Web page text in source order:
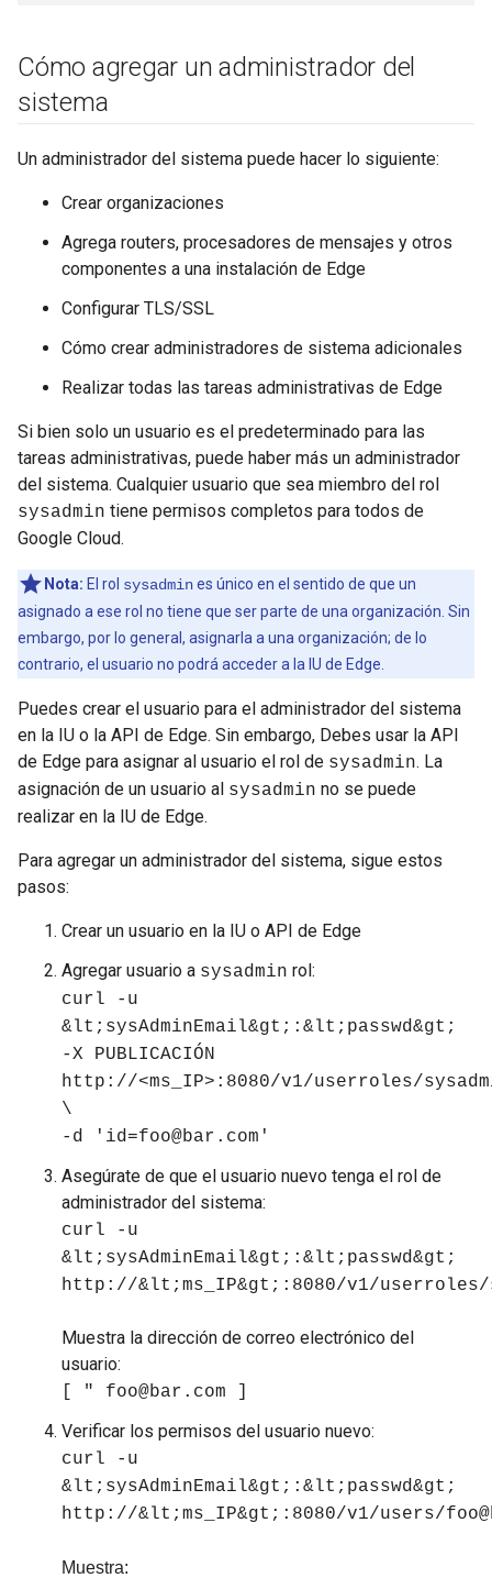
Cómo agregar un administrador del
sistema
Un administrador del sistema puede hacer lo siguiente:
Crear organizaciones
Agrega routers, procesadores de mensajes y otros
componentes a una instalación de Edge
Configurar TLS/SSL
Cómo crear administradores de sistema adicionales
Realizar todas las tareas administrativas de Edge
Si bien solo un usuario es el predeterminado para las
tareas administrativas, puede haber más un administrador
del sistema. Cualquier usuario que sea miembro del rol
sysadmin tiene permisos completos para todos de
Google Cloud.
Nota: El rol sysadmines único en el sentido de que un
asignado a ese rol no tiene que ser parte de una organización. Sin
embargo, por lo general, asignarla a una organización; de lo
contrario, el usuario no podrá acceder a la IU de Edge.
Puedes crear el usuario para el administrador del sistema
en la IU o la API de Edge. Sin embargo, Debes usar la API
de Edge para asignar al usuario el rol de sysadmin. La
asignación de un usuario al sysadmin no se puede
realizar en la IU de Edge.
Para agregar un administrador del sistema, sigue estos
pasos:
Crear un usuario en la IU o API de Edge
Agregar usuario a sysadmin rol:
curl -u
&lt;sysAdminEmail&gt;:&lt;passwd&gt;
-X PUBLICACIÓN
http://<ms_IP>:8080/v1/userroles/
\
-d 'id=foo@bar.com'
Asegúrate de que el usuario nuevo tenga el rol de
administrador del sistema:
curl -u
&lt;sysAdminEmail&gt;:&lt;passwd&gt;
http://&lt;ms_IP&gt;:8080/v1/userroles/
Muestra la dirección de correo electrónico del
usuario:
[ " foo@bar.com ]
Verificar los permisos del usuario nuevo:
curl -u
&lt;sysAdminEmail&gt;:&lt;passwd&gt;
http://&lt;ms_IP&gt;:8080/v1/users/
Muestra: